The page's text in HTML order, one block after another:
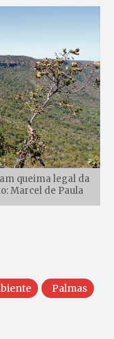
queima legal da
Marcel de Paula
Palmas